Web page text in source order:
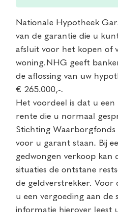
Nationale Hypotheek
van de garantie die u
afsluit voor het kopen of
woning.NHG geeft
de aflossing van uw
€ 265.000,-.
Het voordeel is dat u
rente die u normaal
Stichting Waarborgfonds
voor u garant staan. Bij
gedwongen verkoop kan
situaties de ontstane
de geldverstrekker. Voor
u een vergoeding aan de
informatie hierover leest